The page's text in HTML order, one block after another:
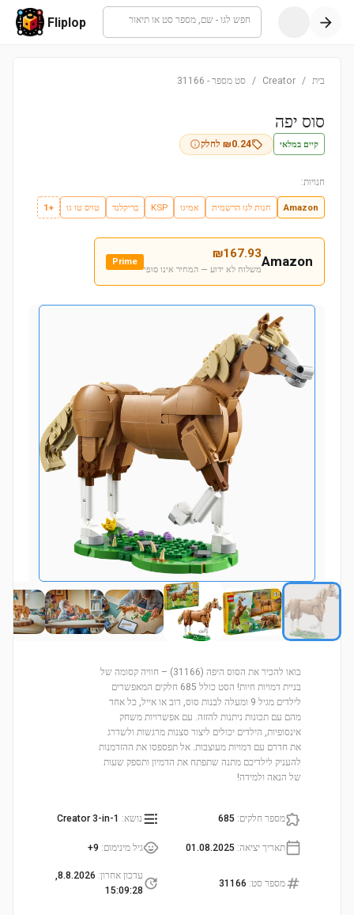
חפש לגו - שם, מספר סט או תיאור Fliplop
בית /
Creator
/ סט מספר -
31166
סוס יפה
קיים במלאי ₪0.24 לחלק
חנויות:
Amazon חנות לגו הרשמית אמיגו KSP בריקלנד טויס טו גו +1
Amazon
₪167.93
משלוח לא ידוע — המחיר אינו סופי
Prime
בואו להכיר את הסוס היפה (31166) – חוויה קסומה של
בניית דמויות חיות! הסט כולל 685 חלקים המאפשרים
לילדים מגיל 9 ומעלה לבנות סוס, דוב או אייל, כל אחד
מהם עם תכונות ניתנות להזזה. עם אפשרויות משחק
אינסופיות, הילדים יכולים ליצור סצנות מרגשות ולשדרג
את חדרם עם דמויות מעוצבות. אל תפספסו את ההזדמנות
להעניק לילדיכם מתנה שתפתח את הדמיון ותספק שעות
של הנאה ולמידה!
מספר חלקים:
685 נושא:
Creator 3-in-1
תאריך יציאה:
01.08.2025 גיל מינימום:
9+
מספר סט:
31166
עדכון אחרון:
8.8.2026,
15:09:28